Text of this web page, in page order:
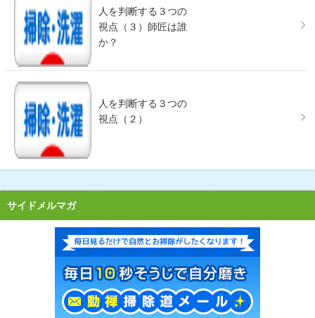
人を判断する３つの
視点（３）師匠は誰
か？
人を判断する３つの
視点（２）
サイドメルマガ